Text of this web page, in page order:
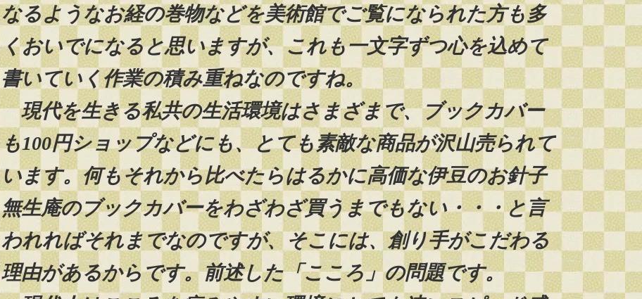
なるようなお経の巻物などを美術館でご覧になられた方も多
くおいでになると思いますが、これも一文字ずつ心を込めて
書いていく作業の積み重ねなのですね。
現代を生きる私共の生活環境はさまざまで、ブックカバー
も100円ショップなどにも、とても素敵な商品が沢山売られて
います。何もそれから比べたらはるかに高価な伊豆のお針子
無生庵のブックカバーをわざわざ買うまでもない・・・と言
われればそれまでなのですが、そこには、創り手がこだわる
理由があるからです。前述した「こころ」の問題です。